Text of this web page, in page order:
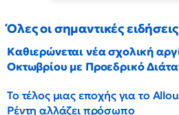
Όλες οι σημαντικές
Καθιερώνεται νέα σχολική
Οκτωβρίου με Προεδρικό
Το τέλος μιας εποχής για το
Ρέντη αλλάζει πρόσωπο